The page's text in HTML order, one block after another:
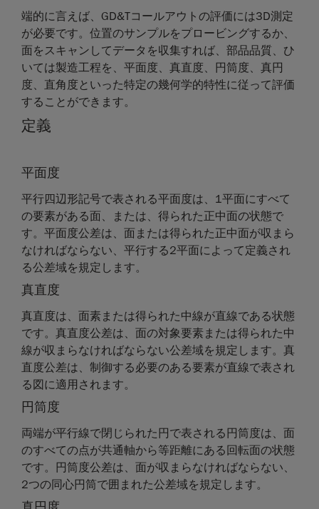
端的に言えば、GD&Tコールアウトの評価には3D測定
が必要です。位置のサンプルをプロービングするか、
面をスキャンしてデータを収集すれば、部品品質、ひ
いては製造工程を、平面度、真直度、円筒度、真円
度、直角度といった特定の幾何学的特性に従って評価
することができます。
定義
平面度
平行四辺形記号で表される平面度は、1平面にすべて
の要素がある面、または、得られた正中面の状態で
す。平面度公差は、面または得られた正中面が収まら
なければならない、平行する2平面によって定義され
る公差域を規定します。
真直度
真直度は、面素または得られた中線が直線である状態
です。真直度公差は、面の対象要素または得られた中
線が収まらなければならない公差域を規定します。真
直度公差は、制御する必要のある要素が直線で表され
る図に適用されます。
円筒度
両端が平行線で閉じられた円で表される円筒度は、面
のすべての点が共通軸から等距離にある回転面の状態
です。円筒度公差は、面が収まらなければならない、
2つの同心円筒で囲まれた公差域を規定します。